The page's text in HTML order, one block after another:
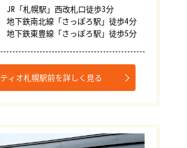
JR「札幌駅」西改札口徒歩3分
地下鉄南北線「さっぽろ駅」徒歩4分
地下鉄東豊線「さっぽろ駅」徒歩5分
ティオ札幌駅前を詳しく見る